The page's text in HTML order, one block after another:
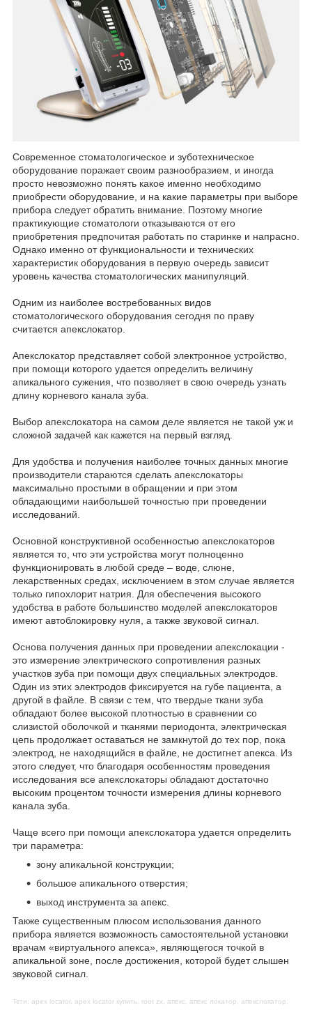
Современное стоматологическое и зуботехническое
оборудование поражает своим разнообразием, и иногда
просто невозможно понять какое именно необходимо
приобрести оборудование, и на какие параметры при выборе
прибора следует обратить внимание. Поэтому многие
практикующие стоматологи отказываются от его
приобретения предпочитая работать по старинке и напрасно.
Однако именно от функциональности и технических
характеристик оборудования в первую очередь зависит
уровень качества стоматологических манипуляций.
Одним из наиболее востребованных видов
стоматологического оборудования сегодня по праву
считается апекслокатор.
Апекслокатор представляет собой электронное устройство,
при помощи которого удается определить величину
апикального сужения, что позволяет в свою очередь узнать
длину корневого канала зуба.
Выбор апекслокатора на самом деле является не такой уж и
сложной задачей как кажется на первый взгляд.
Для удобства и получения наиболее точных данных многие
производители стараются сделать апекслокаторы
максимально простыми в обращении и при этом
обладающими наибольшей точностью при проведении
исследований.
Основной конструктивной особенностью апекслокаторов
является то, что эти устройства могут полноценно
функционировать в любой среде – воде, слюне,
лекарственных средах, исключением в этом случае является
только гипохлорит натрия. Для обеспечения высокого
удобства в работе большинство моделей апекслокаторов
имеют автоблокировку нуля, а также звуковой сигнал.
Основа получения данных при проведении апекслокации -
это измерение электрического сопротивления разных
участков зуба при помощи двух специальных электродов.
Один из этих электродов фиксируется на губе пациента, а
другой в файле. В связи с тем, что твердые ткани зуба
обладают более высокой плотностью в сравнении со
слизистой оболочкой и тканями периодонта, электрическая
цепь продолжает оставаться не замкнутой до тех пор, пока
электрод, не находящийся в файле, не достигнет апекса. Из
этого следует, что благодаря особенностям проведения
исследования все апекслокаторы обладают достаточно
высоким процентом точности измерения длины корневого
канала зуба.
Чаще всего при помощи апекслокатора удается определить
три параметра:
зону апикальной конструкции;
большое апикального отверстия;
выход инструмента за апекс.
Также существенным плюсом использования данного
прибора является возможность самостоятельной установки
врачам «виртуального апекса», являющегося точкой в
апикальной зоне, после достижения, которой будет слышен
звуковой сигнал.
Теги: apex locator, apex locator купить, root zx, апекс, апекс локатор, апекслокатор,